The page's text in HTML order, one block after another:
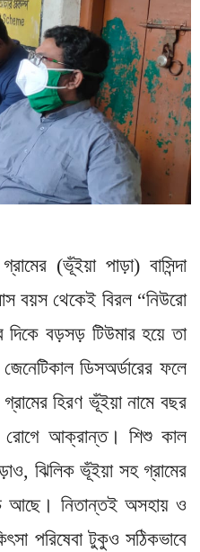
(ভূঁইয়া পাড়া) বাসিন্দা
বয়স থেকেই বিরল “নিউরো
বড়সড় টিউমার হয়ে তা
ডিসঅর্ডারের ফলে
হিরণ ভূঁইয়া নামে বছর
রোগে আক্রান্ত। শিশু কাল
ঝিলিক ভূঁইয়া সহ গ্রামের
আছে। নিতান্তই অসহায় ও
পরিষেবা টুকুও সঠিকভাবে